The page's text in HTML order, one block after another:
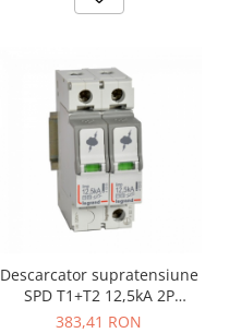
Descarcator supratensiune
SPD T1+T2 12,5kA 2P
Legrand 412271
383,41 RON